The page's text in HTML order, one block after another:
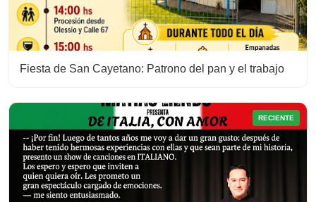
Fiesta de San Cayetano: Patrono del pan y el trabajo
RECIENTE